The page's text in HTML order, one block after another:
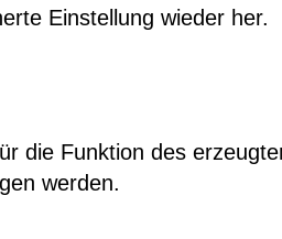
Einstellung wieder her.
die Funktion des
werden.